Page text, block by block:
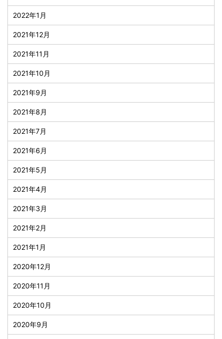
2022年1月
2021年12月
2021年11月
2021年10月
2021年9月
2021年8月
2021年7月
2021年6月
2021年5月
2021年4月
2021年3月
2021年2月
2021年1月
2020年12月
2020年11月
2020年10月
2020年9月